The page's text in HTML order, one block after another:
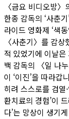
〈금요 비디오방
한종 감독의 ‘사춘
라이드 영화제 ‘색
〈사춘기〉를 감
적 있었기에 이날
백 감독의 〈일 나
이 ‘이진’을 따라
히려 스스로를 검열
환치료의 경험’이
다’는 망상이 생기